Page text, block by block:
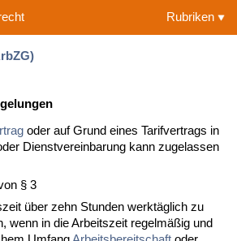
Rubriken
oder auf Grund eines Tarifvertrags in
Dienstvereinbarung kann zugelassen
§ 3
über zehn Stunden werktäglich zu
wenn in die Arbeitszeit regelmäßig und